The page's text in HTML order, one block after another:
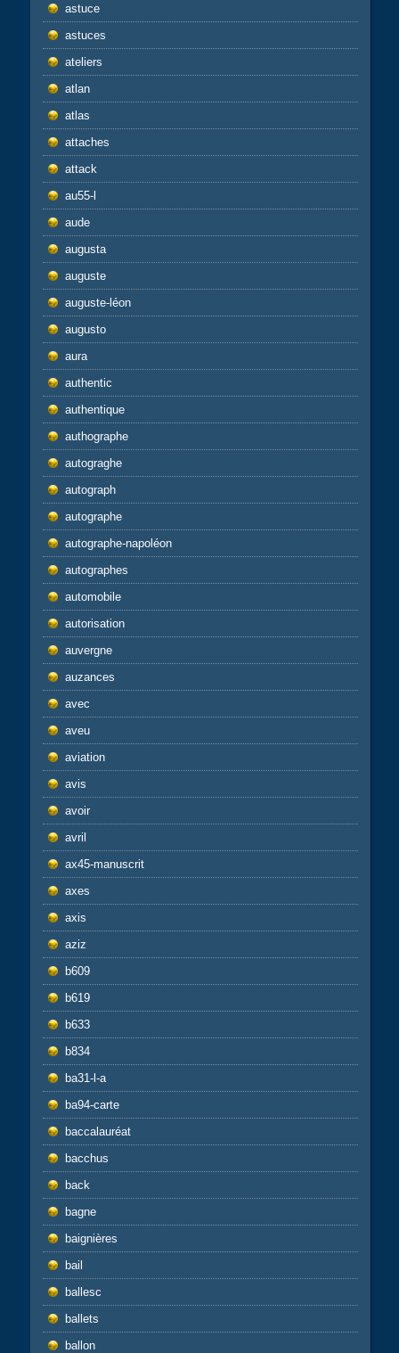
astuce
astuces
ateliers
atlan
atlas
attaches
attack
au55-l
aude
augusta
auguste
auguste-léon
augusto
aura
authentic
authentique
authographe
autograghe
autograph
autographe
autographe-napoléon
autographes
automobile
autorisation
auvergne
auzances
avec
aveu
aviation
avis
avoir
avril
ax45-manuscrit
axes
axis
aziz
b609
b619
b633
b834
ba31-l-a
ba94-carte
baccalauréat
bacchus
back
bagne
baignières
bail
ballesc
ballets
ballon